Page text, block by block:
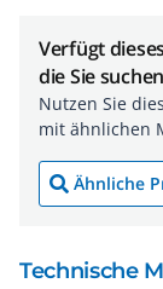
Verfügt
die Sie
Nutzen Sie
mit ähnlichen
Ähnliche
Technische